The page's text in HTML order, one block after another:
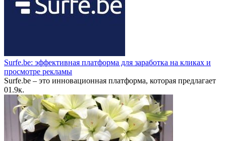
Surfe.be: эффективная платформа для заработка на кликах и
просмотре рекламы
Surfe.be – это инновационная платформа, которая предлагает
01.9к.